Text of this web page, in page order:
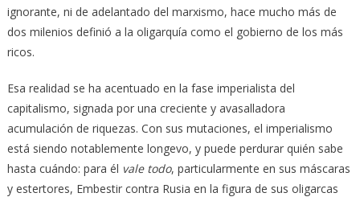
ignorante, ni de adelantado del marxismo, hace mucho más de
dos milenios definió a la oligarquía como el gobierno de los más
ricos.
Esa realidad se ha acentuado en la fase imperialista del
capitalismo, signada por una creciente y avasalladora
acumulación de riquezas. Con sus mutaciones, el imperialismo
está siendo notablemente longevo, y puede perdurar quién sabe
hasta cuándo: para él vale todo, particularmente en sus máscaras
y estertores, Embestir contra Rusia en la figura de sus oligarcas